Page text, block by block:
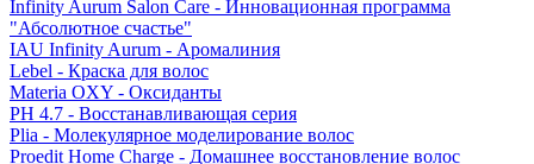
Infinity Aurum Salon Care - Инновационная программа
"Абсолютное счастье"
IAU Infinity Aurum - Аромалиния
Lebel - Краска для волос
Materia OXY - Оксиданты
PH 4.7 - Восстанавливающая серия
Plia - Молекулярное моделирование волос
Proedit Home Charge - Домашнее восстановление волос